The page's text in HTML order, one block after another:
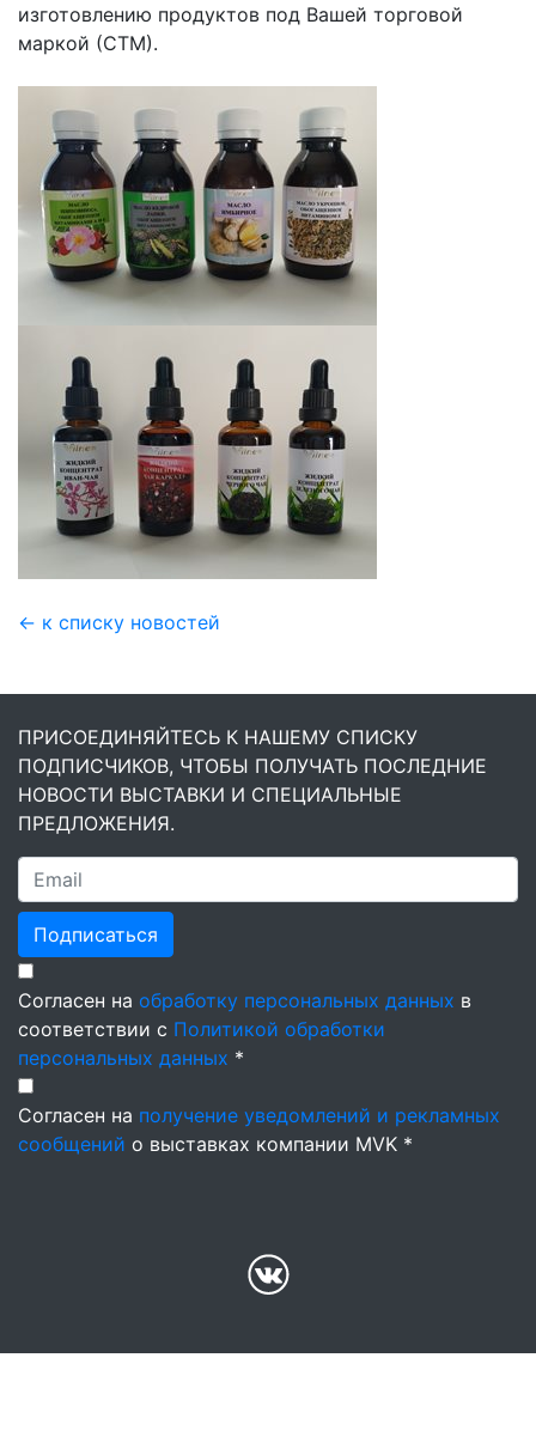
изготовлению продуктов под Вашей торговой
маркой (СТМ).
← к списку новостей
ПРИСОЕДИНЯЙТЕСЬ К НАШЕМУ СПИСКУ
ПОДПИСЧИКОВ, ЧТОБЫ ПОЛУЧАТЬ ПОСЛЕДНИЕ
НОВОСТИ ВЫСТАВКИ И СПЕЦИАЛЬНЫЕ
ПРЕДЛОЖЕНИЯ.
Подписаться
Согласен на обработку персональных данных в
соответствии с Политикой обработки
персональных данных *
Согласен на получение уведомлений и рекламных
сообщений о выставках компании MVK *